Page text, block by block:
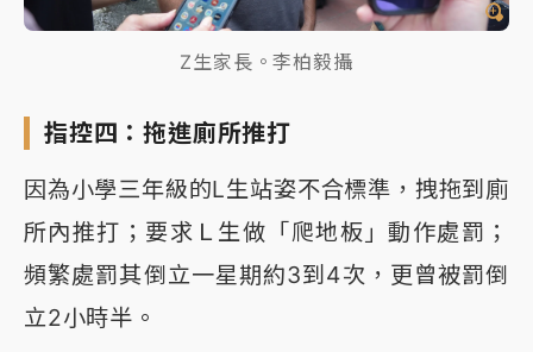
Z生家長。李柏毅攝
指控四：拖進廁所推打
因為小學三年級的L生站姿不合標準，拽拖到廁
所內推打；要求Ｌ生做「爬地板」動作處罰；
頻繁處罰其倒立一星期約3到4次，更曾被罰倒
立2小時半。